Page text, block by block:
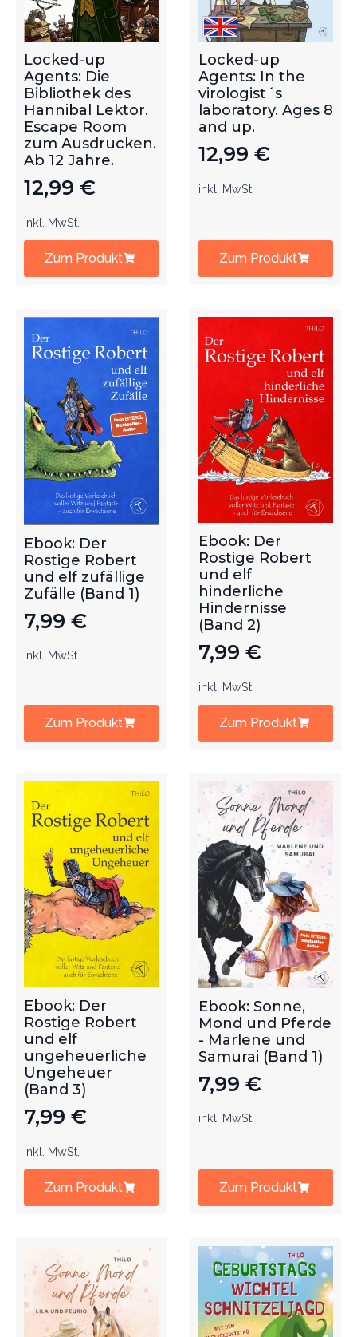
Locked-up
Agents: Die
Bibliothek des
Hannibal Lektor.
Escape Room
zum Ausdrucken.
Ab 12 Jahre.
12,99 €
inkl. MwSt.
Zum Produkt
Locked-up
Agents: In the
virologist´s
laboratory. Ages 8
and up.
12,99 €
inkl. MwSt.
Zum Produkt
Ebook: Der
Rostige Robert
und elf zufällige
Zufälle (Band 1)
7,99 €
inkl. MwSt.
Zum Produkt
Ebook: Der
Rostige Robert
und elf
hinderliche
Hindernisse
(Band 2)
7,99 €
inkl. MwSt.
Zum Produkt
Ebook: Der
Rostige Robert
und elf
ungeheuerliche
Ungeheuer
(Band 3)
7,99 €
inkl. MwSt.
Zum Produkt
Ebook: Sonne,
Mond und Pferde
- Marlene und
Samurai (Band 1)
7,99 €
inkl. MwSt.
Zum Produkt